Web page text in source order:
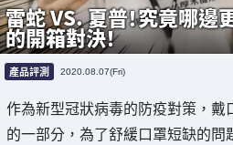
雷蛇 VS. 夏普！究竟哪邊
的開箱對決！
產品評測 2020.08.07(Fri)
作為新型冠狀病毒的防疫對策，
的一部分，為了舒緩口罩短缺的